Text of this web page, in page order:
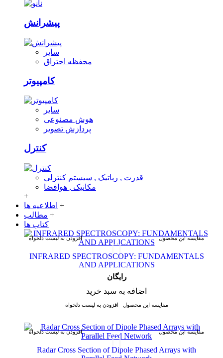
پیشرانش
سایر
محفظه احتراق
کامپیوتر
سایر
هوش مصنوعی
پردازش تصویر
کنترل
قدرت , رباتیک , سیستم کنترلی
مکانیک , هوافضا
+
اطلاعیه ها +
مطالب +
کتاب ها
افزودن به لیست دلخواه مقایسه این محصول
INFRARED SPECTROSCOPY: FUNDAMENTALS
AND APPLICATIONS
رایگان
اضافه به سبد خرید
افزودن به لیست دلخواه مقایسه این محصول
افزودن به لیست دلخواه مقایسه این محصول
Radar Cross Section of Dipole Phased Arrays with